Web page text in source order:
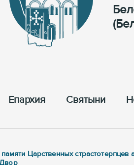
Епархия Cвятыни
Царственных